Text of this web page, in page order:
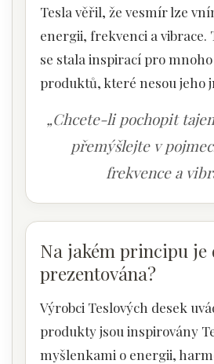
Tesla věřil, že vesmír lze
energii, frekvenci a vibrace.
se stala inspirací pro
produktů, které nesou jeho
„Chcete-li pochopit
přemýšlejte v
frekvence a
Na jakém principu je
prezentována?
Výrobci Teslových desek
produkty jsou inspirovány
myšlenkami o energii,